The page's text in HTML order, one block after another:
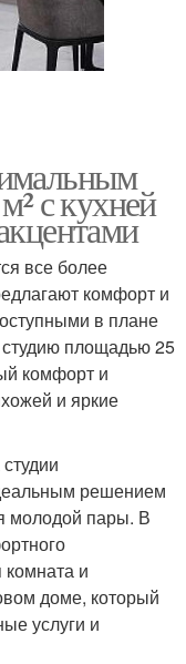
с кухней
все более
комфорт и
в плане
площадью 25
комфорт и
и яркие
решением
молодой пары. В
и
доме, который
услуги и